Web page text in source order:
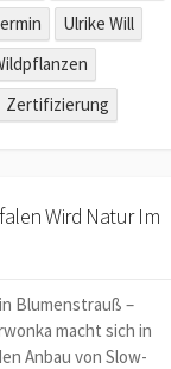
Ulrike Will
Zertifizierung
Wird Natur Im
Blumenstrauß –
macht sich in
Anbau von Slow-